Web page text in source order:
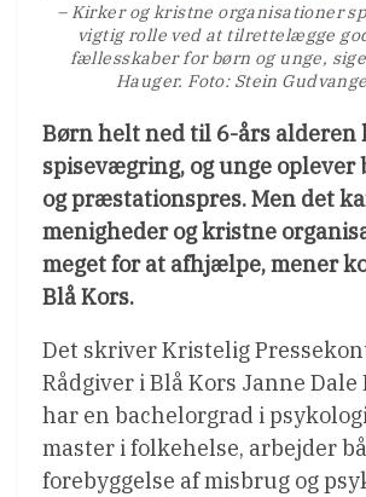
– Kirker og kristne organisationer
vigtig rolle ved at tilrettelægge
fællesskaber for børn og unge,
Hauger. Foto: Stein
Børn helt ned til 6-års alderen
spisevægring, og unge oplever
og præstationspres. Men det
menigheder og kristne
meget for at afhjælpe, mener
Blå Kors.
Det skriver Kristelig
Rådgiver i Blå Kors Janne Dale
har en bachelorgrad i
master i folkehelse, arbejder
forebyggelse af misbrug og